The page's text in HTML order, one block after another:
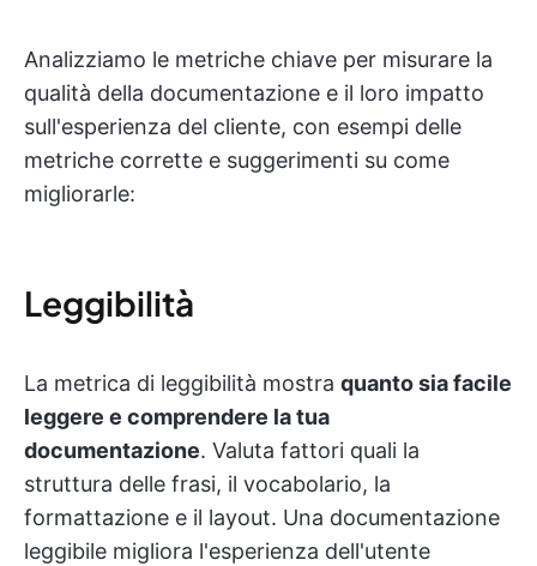
Analizziamo le metriche chiave per misurare la
qualità della documentazione e il loro impatto
sull'esperienza del cliente, con esempi delle
metriche corrette e suggerimenti su come
migliorarle:
Leggibilità
La metrica di leggibilità mostra quanto sia facile
leggere e comprendere la tua
documentazione. Valuta fattori quali la
struttura delle frasi, il vocabolario, la
formattazione e il layout. Una documentazione
leggibile migliora l'esperienza dell'utente